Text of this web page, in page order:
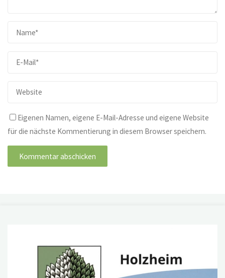
Eigenen Namen, eigene E-Mail-Adresse und eigene Website
für die nächste Kommentierung in diesem Browser speichern.